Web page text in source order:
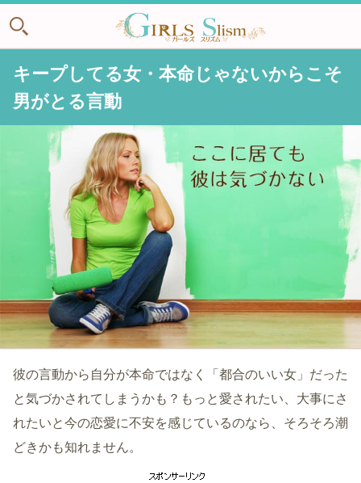
キープしてる女・本命じゃないからこそ
男がとる言動
彼の言動から自分が本命ではなく「都合のいい女」だった
と気づかされてしまうかも？もっと愛されたい、大事にさ
れたいと今の恋愛に不安を感じているのなら、そろそろ潮
どきかも知れません。